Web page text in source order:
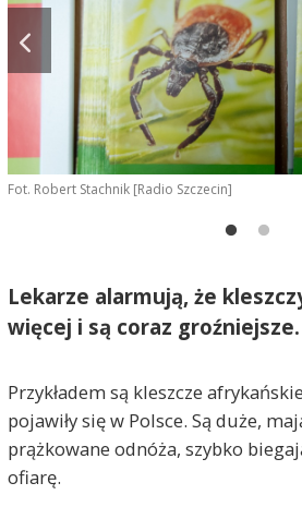
Fot. Robert Stachnik [Radio Szczecin]
Lekarze alarmują, że
więcej i są coraz groźniejsze.
Przykładem są kleszcze
pojawiły się w Polsce. Są duże,
prążkowane odnóża, szybko
ofiarę.